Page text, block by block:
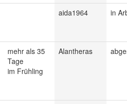
aida1964 in
mehr als 35
Tage
im Frühling
Alantheras